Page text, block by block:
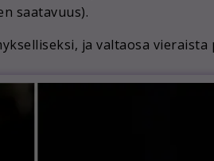
saatavuus).
ja valtaosa